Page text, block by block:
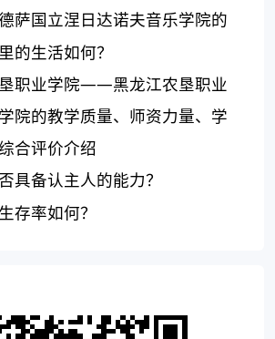
萨国立涅日达诺夫音乐学院的
的生活如何？
职业学院——黑龙江农垦职业
院的教学质量、师资力量、学
境如何？
合评价介绍
具备认主人的能力？
存率如何？